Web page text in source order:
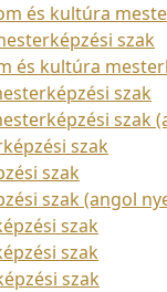
és kultúra
szak
és kultúra
szak
szak
szak
szak
szak (angol
szak
szak
szak